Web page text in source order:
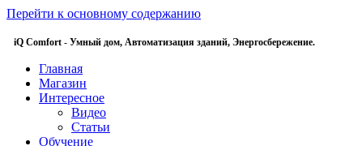
Перейти к основному содержанию
iQ Comfort - Умный дом, Автоматизация зданий, Энергосбережение.
Главная
Магазин
Интересное
Видео
Статьи
Обучение